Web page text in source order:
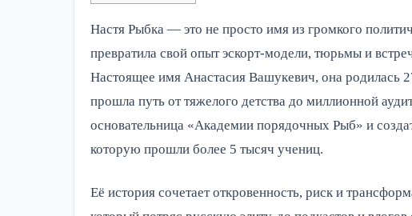
Настя Рыбка — это не просто имя из громкого
превратила свой опыт эскорт-модели, тюрьмы и
Настоящее имя Анастасия Вашукевич, она родилась
прошла путь от тяжелого детства до миллионной
основательница «Академии порядочных Рыб» и
которую прошли более 5 тысяч учениц.
Её история сочетает откровенность, риск и